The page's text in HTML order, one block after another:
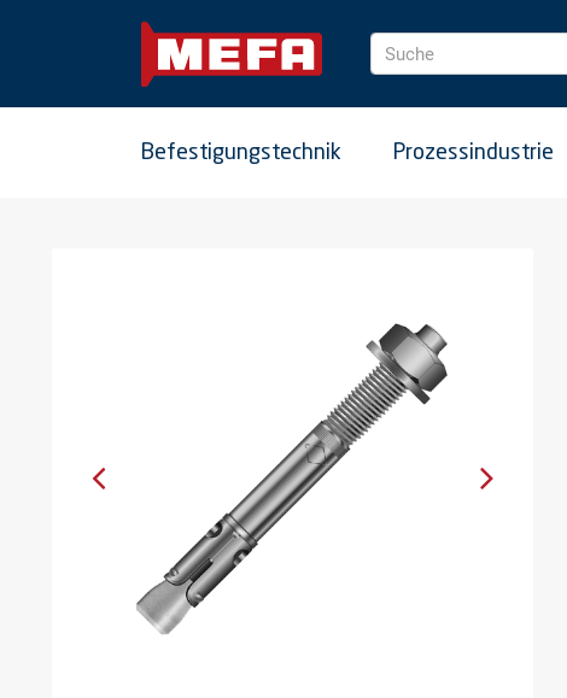
Suche
Befestigungstechnik Prozessindustrie